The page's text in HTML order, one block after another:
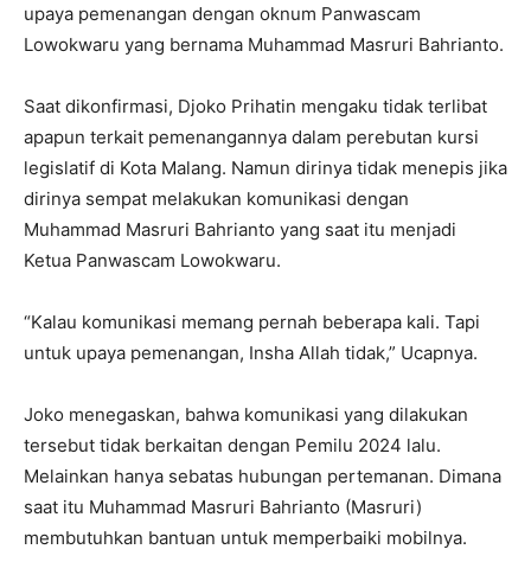
upaya pemenangan dengan oknum Panwascam
Lowokwaru yang bernama Muhammad Masruri Bahrianto.
Saat dikonfirmasi, Djoko Prihatin mengaku tidak terlibat
apapun terkait pemenangannya dalam perebutan kursi
legislatif di Kota Malang. Namun dirinya tidak menepis jika
dirinya sempat melakukan komunikasi dengan
Muhammad Masruri Bahrianto yang saat itu menjadi
Ketua Panwascam Lowokwaru.
“Kalau komunikasi memang pernah beberapa kali. Tapi
untuk upaya pemenangan, Insha Allah tidak,” Ucapnya.
Joko menegaskan, bahwa komunikasi yang dilakukan
tersebut tidak berkaitan dengan Pemilu 2024 lalu.
Melainkan hanya sebatas hubungan pertemanan. Dimana
saat itu Muhammad Masruri Bahrianto (Masruri)
membutuhkan bantuan untuk memperbaiki mobilnya.